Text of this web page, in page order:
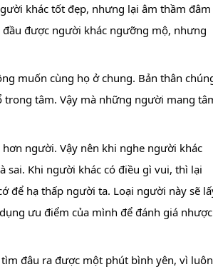
khác tốt đẹp, nhưng lại âm thầm đâm
được người khác ngưỡng mộ, nhưng
muốn cùng họ ở chung. Bản thân
tâm. Vậy mà những người mang
người. Vậy nên khi nghe người khác
sai. Khi người khác có điều gì vui, thì lại
để hạ thấp người ta. Loại người này sẽ
ưu điểm của mình để đánh giá nhược
đâu ra được một phút bình yên, vì luôn